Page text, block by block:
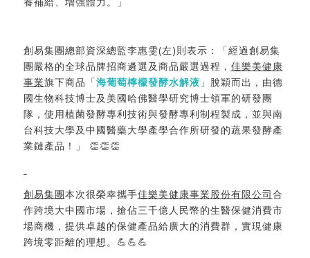
創易集團總部資深總監李惠雯(左)則表示：「經過創易集
團嚴格的全球品牌招商遴選及商品嚴選過程， 佳樂美健康
事業旗下商品「海葡萄檸檬發酵水解液 」脫穎而出，由德
國生物科技博士及美國哈佛醫學研究博士領軍的研發團
隊，使用植菌發酵專利技術與發酵專利制程製成，並與南
台科技大學及中國醫藥大學產學合作所研發的蔬果發酵產
業鏈產品！」 👏👏👏
創易集團本次很榮幸攜手佳樂美健康事業股份有限公司合
作跨境大中國市場，搶佔三千億人民幣的生醫保健消費市
場商機，提供卓越的保健產品給廣大的消費群，實現健康
跨境零距離的理想。💪💪💪